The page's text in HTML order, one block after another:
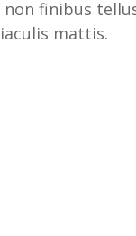
finibus
mattis.